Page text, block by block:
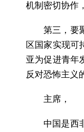
机制密切协作
第三，要
区国家实现可
亚为促进青年
反对恐怖主义
主席，
中国是西